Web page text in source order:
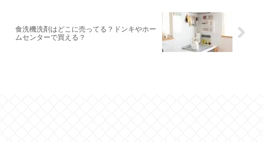
食洗機洗剤はどこに売ってる？ドンキやホー
ムセンターで買える？